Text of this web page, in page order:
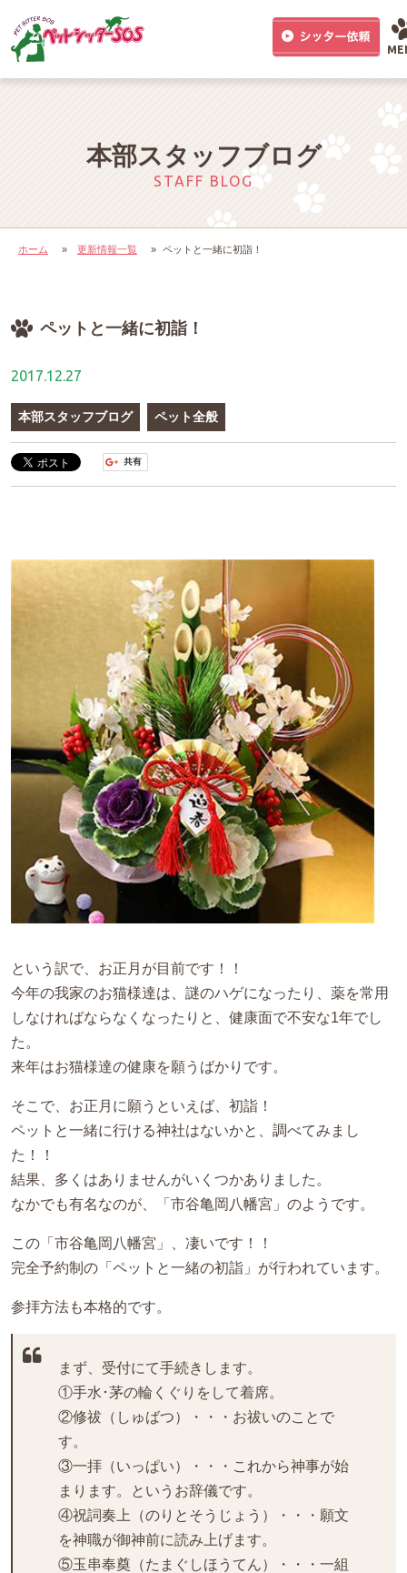
本部スタッフブログ
STAFF BLOG
ホーム » 更新情報一覧 » ペットと一緒に初詣！
ペットと一緒に初詣！
2017.12.27
本部スタッフブログ ペット全般
という訳で、お正月が目前です！！
今年の我家のお猫様達は、謎のハゲになったり、薬を常用
しなければならなくなったりと、健康面で不安な1年でし
た。
来年はお猫様達の健康を願うばかりです。
そこで、お正月に願うといえば、初詣！
ペットと一緒に行ける神社はないかと、調べてみまし
た！！
結果、多くはありませんがいくつかありました。
なかでも有名なのが、「市谷亀岡八幡宮」のようです。
この「市谷亀岡八幡宮」、凄いです！！
完全予約制の「ペットと一緒の初詣」が行われています。
参拝方法も本格的です。
まず、受付にて手続きします。
①手水･茅の輪くぐりをして着席。
②修祓（しゅばつ）・・・お祓いのことで
す。
③一拝（いっぱい）・・・これから神事が始
まります。というお辞儀です。
④祝詞奏上（のりとそうじょう）・・・願文
を神職が御神前に読み上げます。
⑤玉串奉奠（たまぐしほうてん）・・・一組